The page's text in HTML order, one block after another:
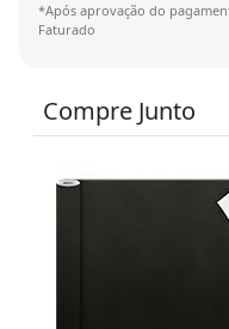
*Após aprovação do
Faturado
Compre Junto